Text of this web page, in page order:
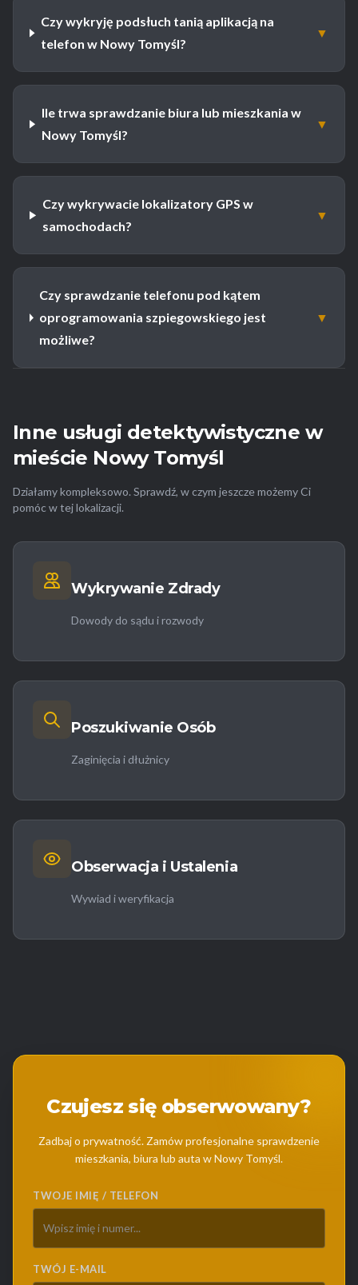
Czy wykryję podsłuch tanią aplikacją na
telefon w Nowy Tomyśl?
▼
Ile trwa sprawdzanie biura lub mieszkania w
Nowy Tomyśl?
▼
Czy wykrywacie lokalizatory GPS w
samochodach?
▼
Czy sprawdzanie telefonu pod kątem
oprogramowania szpiegowskiego jest
możliwe?
▼
Inne usługi detektywistyczne w
mieście Nowy Tomyśl
Działamy kompleksowo. Sprawdź, w czym jeszcze możemy Ci
pomóc w tej lokalizacji.
Wykrywanie Zdrady
Dowody do sądu i rozwody
Poszukiwanie Osób
Zaginięcia i dłużnicy
Obserwacja i Ustalenia
Wywiad i weryfikacja
Czujesz się obserwowany?
Zadbaj o prywatność. Zamów profesjonalne sprawdzenie
mieszkania, biura lub auta w Nowy Tomyśl.
TWOJE IMIĘ / TELEFON
TWÓJ E-MAIL